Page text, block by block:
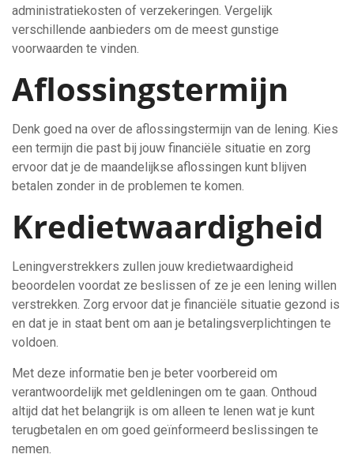
administratiekosten of verzekeringen. Vergelijk
verschillende aanbieders om de meest gunstige
voorwaarden te vinden.
Aflossingstermijn
Denk goed na over de aflossingstermijn van de lening. Kies
een termijn die past bij jouw financiële situatie en zorg
ervoor dat je de maandelijkse aflossingen kunt blijven
betalen zonder in de problemen te komen.
Kredietwaardigheid
Leningverstrekkers zullen jouw kredietwaardigheid
beoordelen voordat ze beslissen of ze je een lening willen
verstrekken. Zorg ervoor dat je financiële situatie gezond is
en dat je in staat bent om aan je betalingsverplichtingen te
voldoen.
Met deze informatie ben je beter voorbereid om
verantwoordelijk met geldleningen om te gaan. Onthoud
altijd dat het belangrijk is om alleen te lenen wat je kunt
terugbetalen en om goed geïnformeerd beslissingen te
nemen.